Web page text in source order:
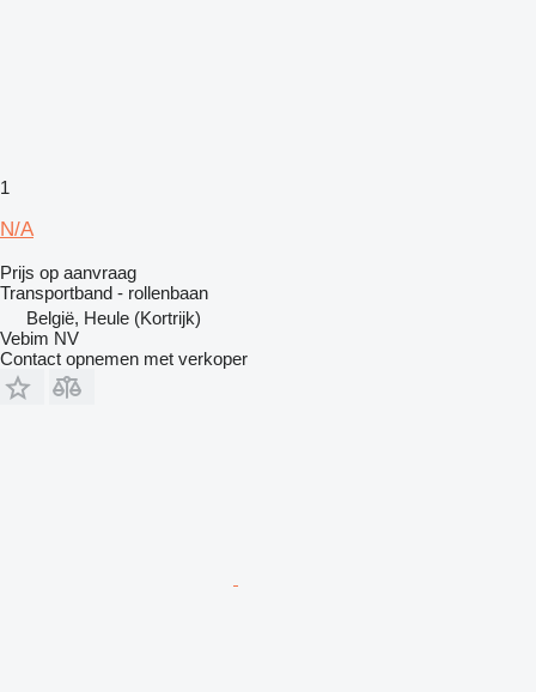
1
N/A
Prijs op aanvraag
Transportband - rollenbaan
België, Heule (Kortrijk)
Vebim NV
Contact opnemen met verkoper